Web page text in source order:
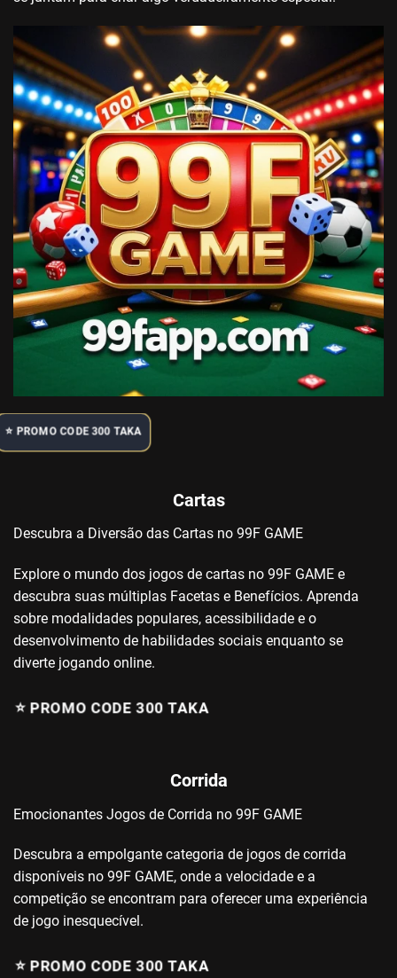
⭐️ PROMO CODE 300 TAKA
Cartas
Descubra a Diversão das Cartas no 99F GAME
Explore o mundo dos jogos de cartas no 99F GAME e
descubra suas múltiplas Facetas e Benefícios. Aprenda
sobre modalidades populares, acessibilidade e o
desenvolvimento de habilidades sociais enquanto se
diverte jogando online.
⭐️ PROMO CODE 300 TAKA
Corrida
Emocionantes Jogos de Corrida no 99F GAME
Descubra a empolgante categoria de jogos de corrida
disponíveis no 99F GAME, onde a velocidade e a
competição se encontram para oferecer uma experiência
de jogo inesquecível.
⭐️ PROMO CODE 300 TAKA